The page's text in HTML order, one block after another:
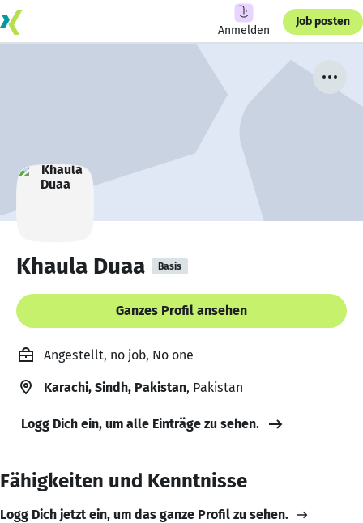
Anmelden
Job posten
Khaula Duaa Basis
Ganzes Profil ansehen
Angestellt, no job, No one
Karachi, Sindh, Pakistan, Pakistan
Logg Dich ein, um alle Einträge zu sehen.
Fähigkeiten und Kenntnisse
Logg Dich jetzt ein, um das ganze Profil zu sehen.